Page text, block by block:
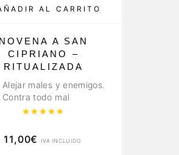
AL CARRITO
NOVENA A SAN
CIPRIANO –
RITUALIZADA
Alejar males y enemigos.
Contra todo mal
Valorado con
11,00€ IVA INCLUIDO